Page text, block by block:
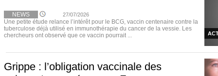
NEWS 27/07/2026
Une petite étude relance l’intérêt pour le BCG, vaccin centenaire contre la
tuberculose déjà utilisé en immunothérapie du cancer de la vessie. Les
chercheurs ont observé que ce vaccin pourrait ...
Grippe : l’obligation vaccinale des